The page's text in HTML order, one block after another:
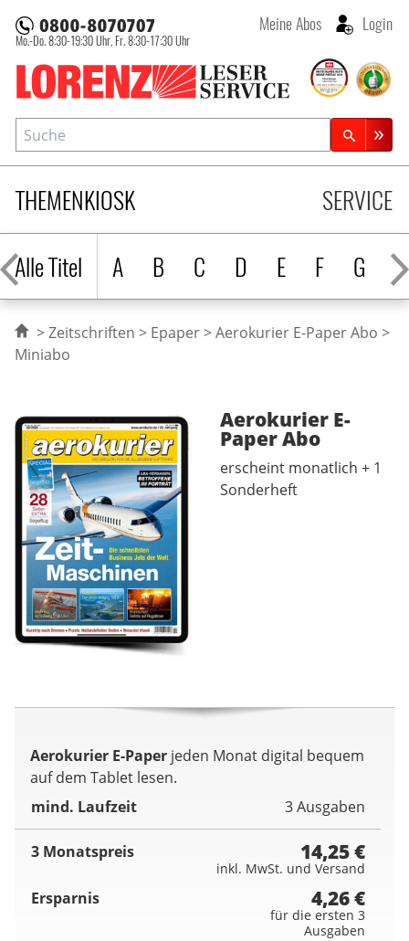
Lorenz Leserservice
Mo.-Do. 8:30-19:30 Uhr, Fr. 8:30-17:30 Uhr
Meine Abos Login
THEMENKIOSK
Alle Titel
A B C D E F G H
SERVICE
Suche
Zeitschriftensuche
Zeitschriften Epaper
Aerokurier E-Paper Abo
Miniabo
Aerokurier E-
PaperAbo
erscheint monatlich + 1
Sonderheft
Aerokurier E-Paper jeden Monat digital bequem
auf dem Tablet lesen.
mind. Laufzeit
3 Ausgaben
3 Monatspreis 14,25 €
inkl. MwSt. und Versand
Ersparnis 4,26 €
für die ersten 3
Ausgaben